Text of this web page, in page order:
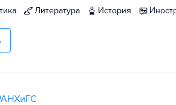
литература история